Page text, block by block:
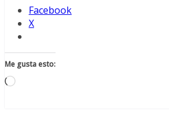
Facebook
X
Me gusta esto:
Cargando...